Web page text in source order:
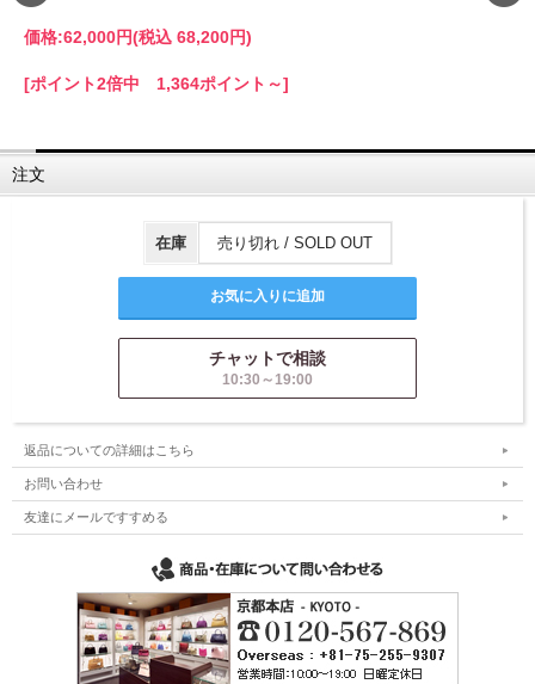
価格:62,000円(税込 68,200円)
[ポイント2倍中 1,364ポイント～]
注文
在庫 売り切れ / SOLD OUT
チャットで相談
10:30～19:00
返品についての詳細はこちら
お問い合わせ
友達にメールですすめる